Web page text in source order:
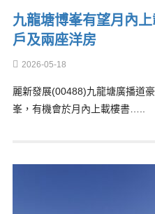
九龍塘博峯有望月內
戶及兩座洋房
2026-05-18
麗新發展(00488)九龍塘廣播道
峯，有機會於月內上載樓書…..